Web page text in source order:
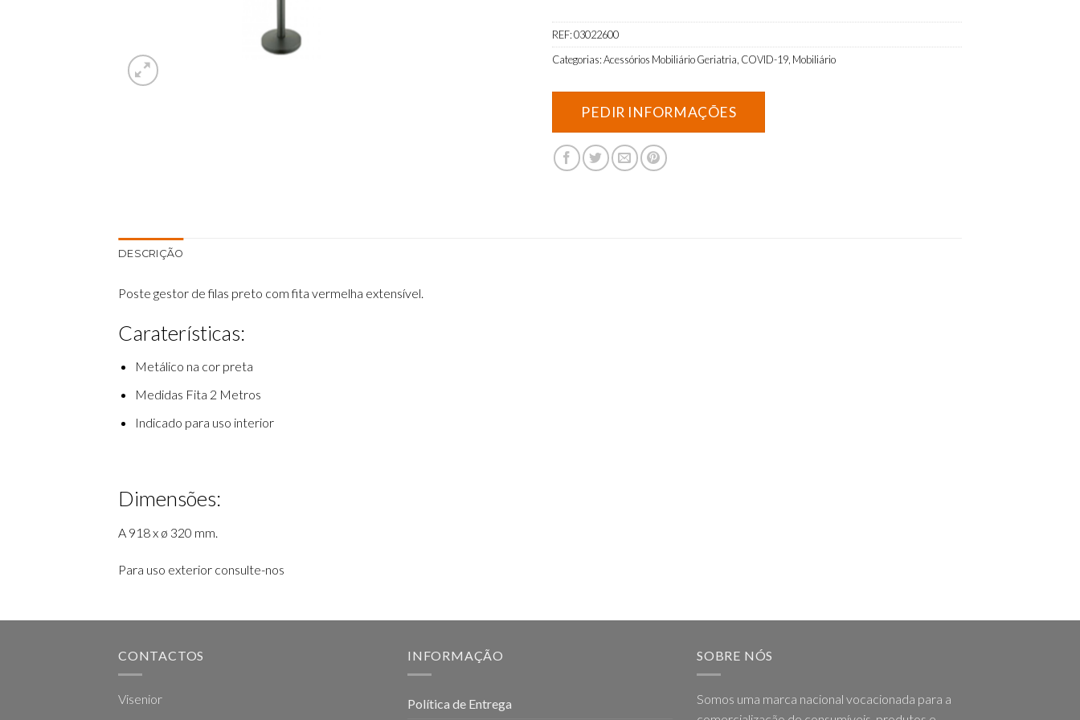
REF:03022600
Categorias:Acessórios Mobiliário Geriatria COVID-19 Mobiliário
DESCRIÇÃO
Poste gestor de filas preto com fita vermelha extensível.
Caraterísticas:
Metálico na cor preta
Medidas Fita 2 Metros
Indicado para uso interior
Dimensões:
A 918 x ø 320 mm.
Para uso exterior consulte-nos
CONTACTOS
Visenior
INFORMAÇÃO
Política de Entrega
SOBRE NÓS
Somos uma marca nacional vocacionada para a